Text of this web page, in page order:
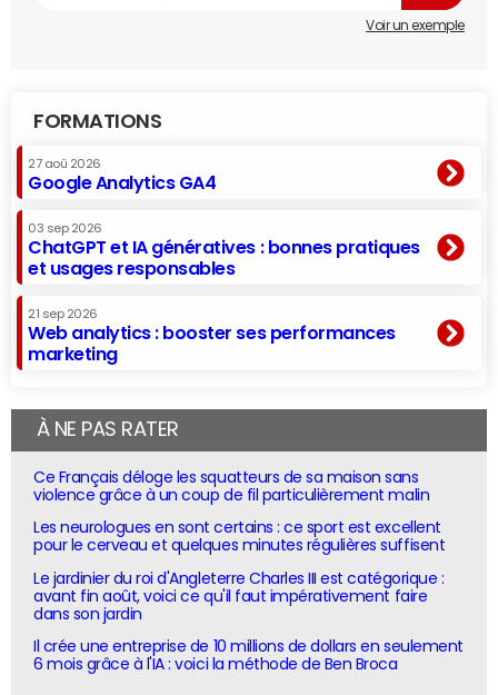
Voir un exemple
FORMATIONS
27 aoû 2026
Google Analytics GA4
03 sep 2026
ChatGPT et IA génératives : bonnes pratiques
et usages responsables
21 sep 2026
Web analytics : booster ses performances
marketing
À NE PAS RATER
Ce Français déloge les squatteurs de sa maison sans
violence grâce à un coup de fil particulièrement malin
Les neurologues en sont certains : ce sport est excellent
pour le cerveau et quelques minutes régulières suffisent
Le jardinier du roi d'Angleterre Charles III est catégorique :
avant fin août, voici ce qu'il faut impérativement faire
dans son jardin
Il crée une entreprise de 10 millions de dollars en seulement
6 mois grâce à l'IA : voici la méthode de Ben Broca